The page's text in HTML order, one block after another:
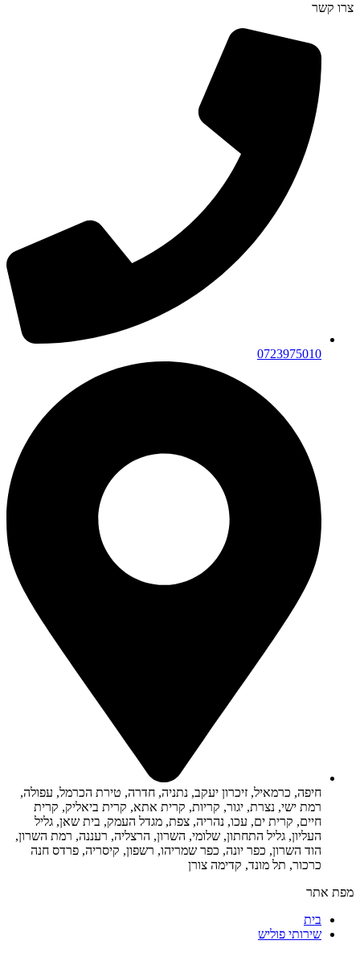
צרו קשר
0723975010
חיפה, כרמאיל, זיכרון יעקב, נתניה, חדרה, טירת הכרמל, עפולה,
רמת ישי, נצרת, יגור, קריות, קרית אתא, קרית ביאליק, קרית
חיים, קרית ים, עכו, נהריה, צפת, מגדל העמק, בית שאן, גליל
העליון, גליל התחתון, שלומי, השרון, הרצליה, רעננה, רמת השרון,
הוד השרון, כפר יונה, כפר שמריהו, רשפון, קיסריה, פרדס חנה
כרכור, תל מונד, קדימה צורן
מפת אתר
בית
שירותי פוליש